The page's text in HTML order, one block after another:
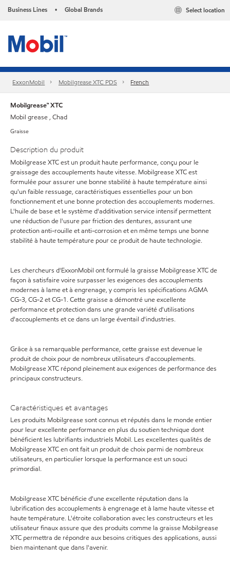
Business Lines • Global Brands Select location
ExxonMobil Mobilgrease XTC PDS French
Mobilgrease™ XTC
Mobil grease , Chad
Graisse
Description du produit
Mobilgrease XTC est un produit haute performance, conçu pour le
graissage des accouplements haute vitesse. Mobilgrease XTC est
formulée pour assurer une bonne stabilité à haute température ainsi
qu'un faible ressuage, caractéristiques essentielles pour un bon
fonctionnement et une bonne protection des accouplements modernes.
L'huile de base et le système d'additivation service intensif permettent
une réduction de l'usure par friction des dentures, assurant une
protection anti-rouille et anti-corrosion et en même temps une bonne
stabilité à haute température pour ce produit de haute technologie.
Les chercheurs d'ExxonMobil ont formulé la graisse Mobilgrease XTC de
façon à satisfaire voire surpasser les exigences des accouplements
modernes à lame et à engrenage, y compris les spécifications AGMA
CG-3, CG-2 et CG-1. Cette graisse a démontré une excellente
performance et protection dans une grande variété d'utilisations
d'accouplements et ce dans un large éventail d'industries.
Grâce à sa remarquable performance, cette graisse est devenue le
produit de choix pour de nombreux utilisateurs d'accouplements.
Mobilgrease XTC répond pleinement aux exigences de performance des
principaux constructeurs.
Caractéristiques et avantages
Les produits Mobilgrease sont connus et réputés dans le monde entier
pour leur excellente performance en plus du soutien technique dont
bénéficient les lubrifiants industriels Mobil. Les excellentes qualités de
Mobilgrease XTC en ont fait un produit de choix parmi de nombreux
utilisateurs, en particulier lorsque la performance est un souci
primordial.
Mobilgrease XTC bénéficie d'une excellente réputation dans la
lubrification des accouplements à engrenage et à lame haute vitesse et
haute température. L'étroite collaboration avec les constructeurs et les
utilisateur finaux assure que des produits comme la graisse Mobilgrease
XTC permettra de répondre aux besoins critiques des applications, aussi
bien maintenant que dans l'avenir.